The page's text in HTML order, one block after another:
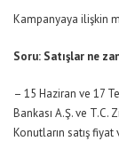
Kampanyaya ilişkin
Soru: Satışlar ne
– 15 Haziran ve 17
Bankası A.Ş. ve T.C.
Konutların satış